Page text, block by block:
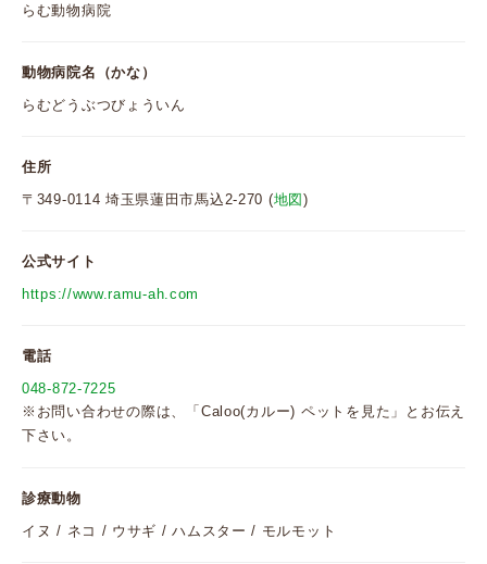
らむ動物病院
動物病院名（かな）
らむどうぶつびょういん
住所
〒349-0114 埼玉県蓮田市馬込2-270 (地図 )
公式サイト
https://www.ramu-ah.com
電話
048-872-7225
※お問い合わせの際は、「Caloo(カルー) ペットを見た」とお伝え
下さい。
診療動物
イヌ / ネコ / ウサギ / ハムスター / モルモット